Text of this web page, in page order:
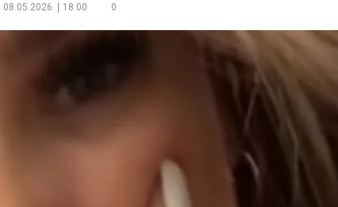
08.05.2026. 18:00 0